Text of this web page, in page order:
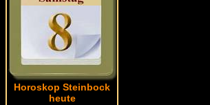
Horoskop Steinbock
heute